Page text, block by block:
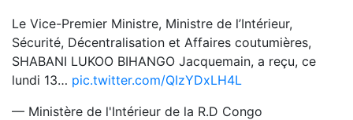
Le Vice-Premier Ministre, Ministre de l’Intérieur,
Sécurité, Décentralisation et Affaires coutumières,
SHABANI LUKOO BIHANGO Jacquemain, a reçu, ce
lundi 13… pic.twitter.com/QIzYDxLH4L
— Ministère de l'Intérieur de la R.D Congo